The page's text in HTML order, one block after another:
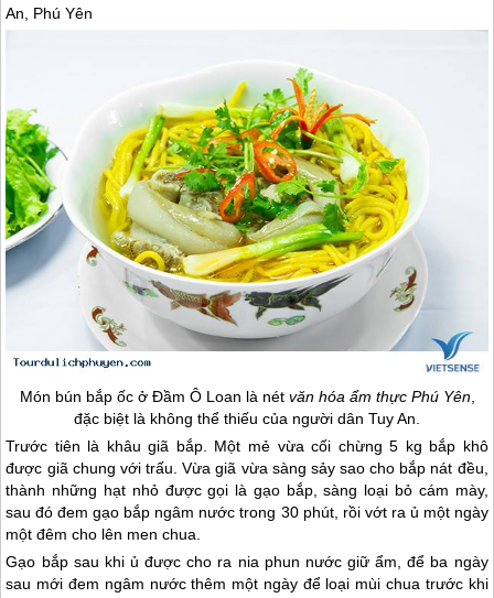
An, Phú Yên
Món bún bắp ốc ở Đầm Ô Loan là nét văn hóa ẩm thực Phú Yên,
đặc biệt là không thể thiếu của người dân Tuy An.
Trước tiên là khâu giã bắp. Một mẻ vừa cối chừng 5 kg bắp khô
được giã chung với trấu. Vừa giã vừa sàng sảy sao cho bắp nát đều,
thành những hạt nhỏ được gọi là gạo bắp, sàng loại bỏ cám mày,
sau đó đem gạo bắp ngâm nước trong 30 phút, rồi vớt ra ủ một ngày
một đêm cho lên men chua.
Gạo bắp sau khi ủ được cho ra nia phun nước giữ ẩm, để ba ngày
sau mới đem ngâm nước thêm một ngày để loại mùi chua trước khi